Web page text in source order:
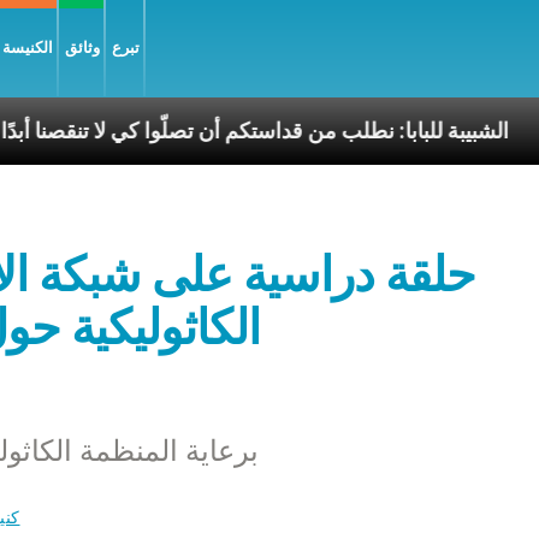
وثائق تبرع
الشبيبة للبابا: نطلب من قداستكم أن تصلّوا كي
حلقة دراسية على شبكة
الكاثوليكية
برعاية المنظمة